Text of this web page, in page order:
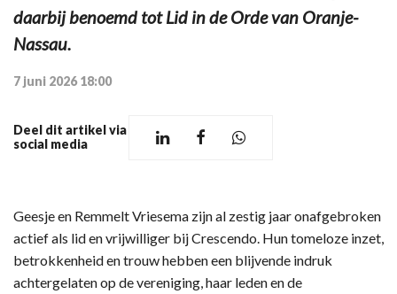
daarbij benoemd tot Lid in de Orde van Oranje-
Nassau.
7 juni 2026 18:00
Deel dit artikel via
social media
Geesje en Remmelt Vriesema zijn al zestig jaar onafgebroken
actief als lid en vrijwilliger bij Crescendo. Hun tomeloze inzet,
betrokkenheid en trouw hebben een blijvende indruk
achtergelaten op de vereniging, haar leden en de